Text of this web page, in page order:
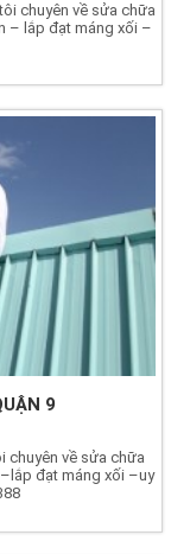
chuyên về sửa chữa
– lắp đạt máng xối –
9
chuyên về sửa chữa
đạt máng xối –uy